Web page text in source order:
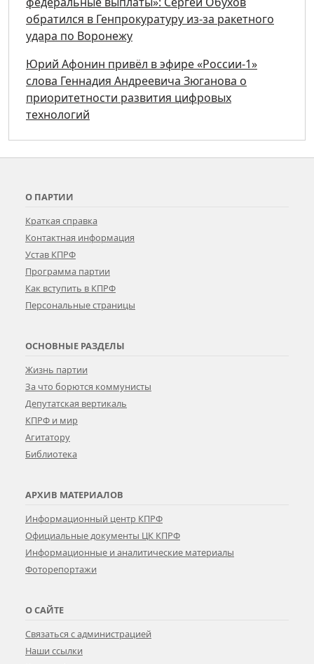
обратился в Генпрокуратуру из-за ракетного
удара по Воронежу
Юрий Афонин привёл в эфире «России-1»
слова Геннадия Андреевича Зюганова о
приоритетности развития цифровых
технологий
О ПАРТИИ
Краткая справка
Контактная информация
Устав КПРФ
Программа партии
Как вступить в КПРФ
Персональные страницы
ОСНОВНЫЕ РАЗДЕЛЫ
Жизнь партии
За что борются коммунисты
Депутатская вертикаль
КПРФ и мир
Агитатору
Библиотека
АРХИВ МАТЕРИАЛОВ
Информационный центр КПРФ
Официальные документы ЦК КПРФ
Информационные и аналитические материалы
Фоторепортажи
О САЙТЕ
Связаться с администрацией
Наши ссылки